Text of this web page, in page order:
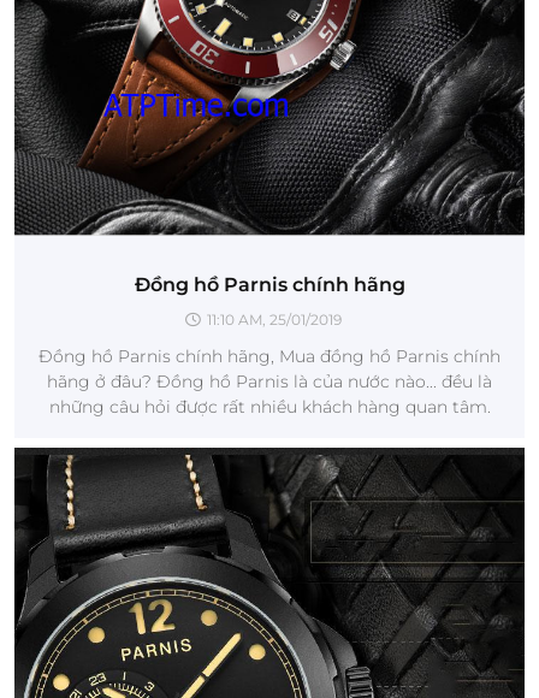
Đồng hồ Parnis chính hãng
11:10 AM, 25/01/2019
Đồng hồ Parnis chính hãng, Mua đồng hồ Parnis chính
hãng ở đâu? Đồng hồ Parnis là của nước nào... đều là
những câu hỏi được rất nhiều khách hàng quan tâm.